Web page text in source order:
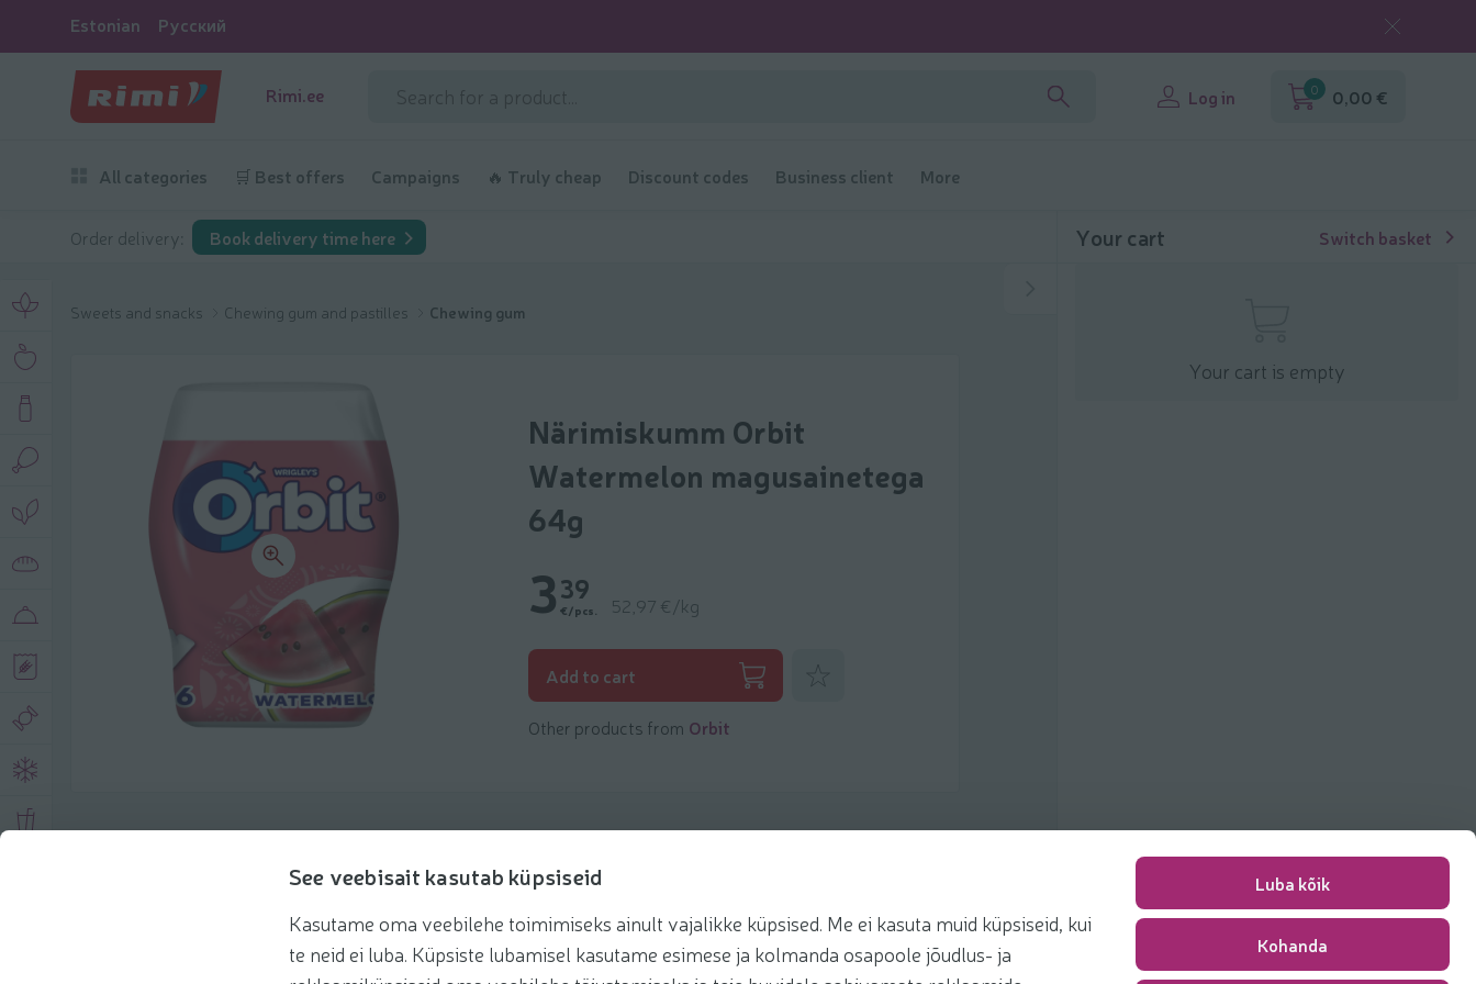
See veebisait kasutab küpsiseid
Kasutame oma veebilehe toimimiseks ainult vajalikke küpsised. Me ei kasuta muid küpsiseid, kui
te neid ei luba. Küpsiste lubamisel kasutame esimese ja kolmanda osapoole jõudlus- ja
Luba kõik
Kohanda
Estonian Русский
Rimi.ee Log in 0 0,00 €
All categories 🛒 Best offers Campaigns 🔥 Truly cheap Discount codes Business client More
Order delivery: Book delivery time here
Sweets and snacks Chewing gum and pastilles Chewing gum
Närimiskumm Orbit
Watermelon magusainetega
64g
339
€/pcs. 52,97 €/kg
Add to cart
Other products from Orbit
Recommendations Recipes
Your cart Switch basket
Your cart is empty